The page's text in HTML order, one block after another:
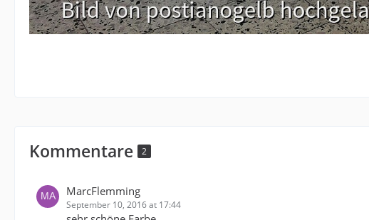
Kommentare 2
MarcFlemming
September 10, 2016 at 17:44